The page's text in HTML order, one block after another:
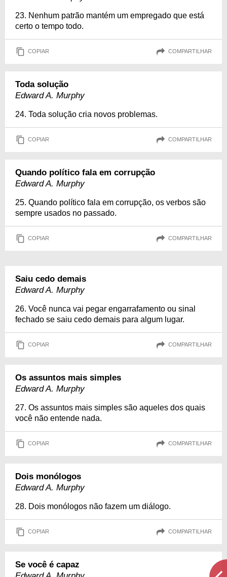
23. Nenhum patrão mantém um empregado que está
certo o tempo todo.
COPIAR COMPARTILHAR
Toda solução
Edward A. Murphy
24. Toda solução cria novos problemas.
COPIAR COMPARTILHAR
Quando político fala em corrupção
Edward A. Murphy
25. Quando político fala em corrupção, os verbos são
sempre usados no passado.
COPIAR COMPARTILHAR
Saiu cedo demais
Edward A. Murphy
26. Você nunca vai pegar engarrafamento ou sinal
fechado se saiu cedo demais para algum lugar.
COPIAR COMPARTILHAR
Os assuntos mais simples
Edward A. Murphy
27. Os assuntos mais simples são aqueles dos quais
você não entende nada.
COPIAR COMPARTILHAR
Dois monólogos
Edward A. Murphy
28. Dois monólogos não fazem um diálogo.
COPIAR COMPARTILHAR
Se você é capaz